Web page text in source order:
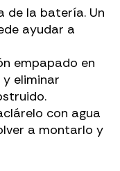
de la batería. Un
ayudar a
empapado en
eliminar
con agua
a montarlo y